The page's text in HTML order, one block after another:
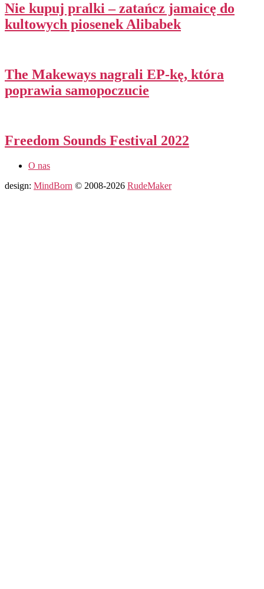
Nie kupuj pralki – zatańcz jamaicę do
kultowych piosenek Alibabek
The Makeways nagrali EP-kę, która
poprawia samopoczucie
Freedom Sounds Festival 2022
O nas
design: MindBorn © 2008-2026 RudeMaker